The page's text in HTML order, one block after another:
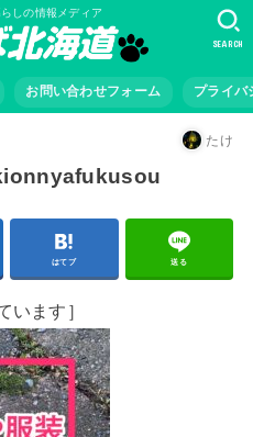
しの情報メディア
お問い合わせフォーム プライバ
SEARCH
たけ
はてブ 送る
います］